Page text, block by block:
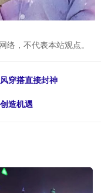
络，不代表本站观点。
穿搭直接封神
造机遇